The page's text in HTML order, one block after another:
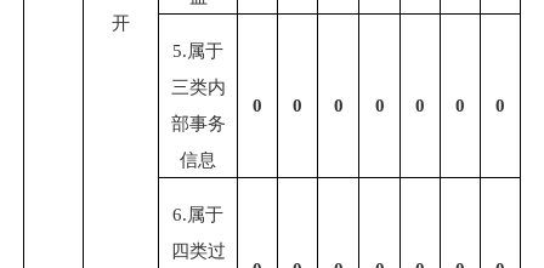
开
5.属于
三类内
部事务
信息
0 0 0 0 0 0 0
6.属于
四类过